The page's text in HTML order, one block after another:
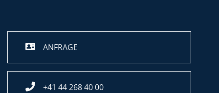
ANFRAGE
+41 44 268 40 00